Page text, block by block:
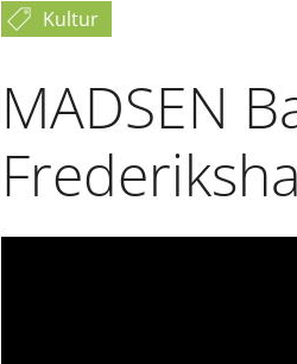
Kultur
MADSEN